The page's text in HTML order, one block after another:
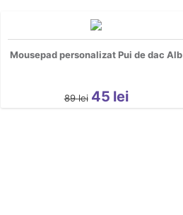
Mousepad personalizat Pui de dac Alb
89 lei 45 lei